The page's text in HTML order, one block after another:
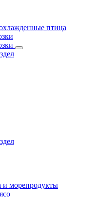
птица
и морепродукты